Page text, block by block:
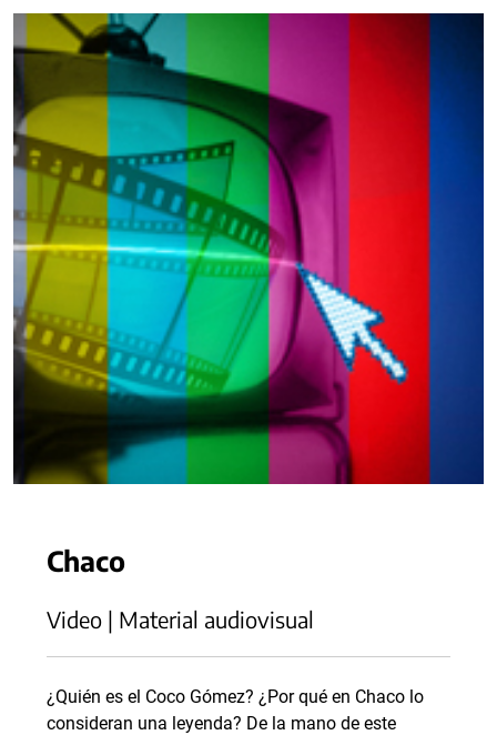
Chaco
Video | Material audiovisual
¿Quién es el Coco Gómez? ¿Por qué en Chaco lo
consideran una leyenda? De la mano de este